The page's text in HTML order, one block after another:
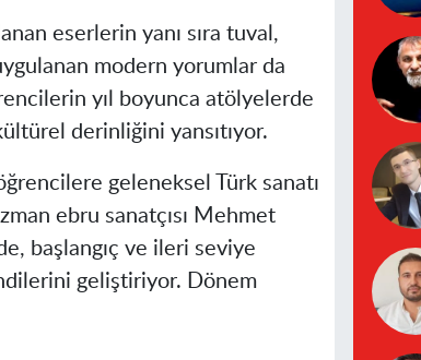
eserlerin yanı sıra tuval,
modern yorumlar da
yıl boyunca atölyelerde
derinliğini yansıtıyor.
geleneksel Türk sanatı
ebru sanatçısı Mehmet
başlangıç ve ileri seviye
geliştiriyor. Dönem